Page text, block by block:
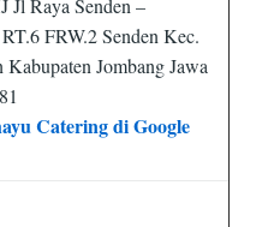
Jl Raya Senden –
FRW.2 Senden Kec.
Kabupaten Jombang Jawa
Catering di Google